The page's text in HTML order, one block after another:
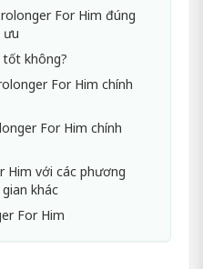
For Him đúng
ưu
tốt không?
For Him chính
For Him chính
Him với các phương
khác
For Him